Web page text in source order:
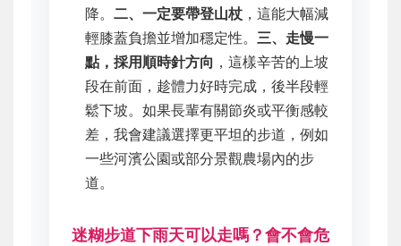
降。 二、一定要帶登山杖 ，這能大幅減
輕膝蓋負擔並增加穩定性。 三、走慢一
點，採用順時針方向 ，這樣辛苦的上坡
段在前面，趁體力好時完成，後半段輕
鬆下坡。如果長輩有關節炎或平衡感較
差，我會建議選擇更平坦的步道，例如
一些河濱公園或部分景觀農場內的步
道。
迷糊步道下雨天可以走嗎？會不會危